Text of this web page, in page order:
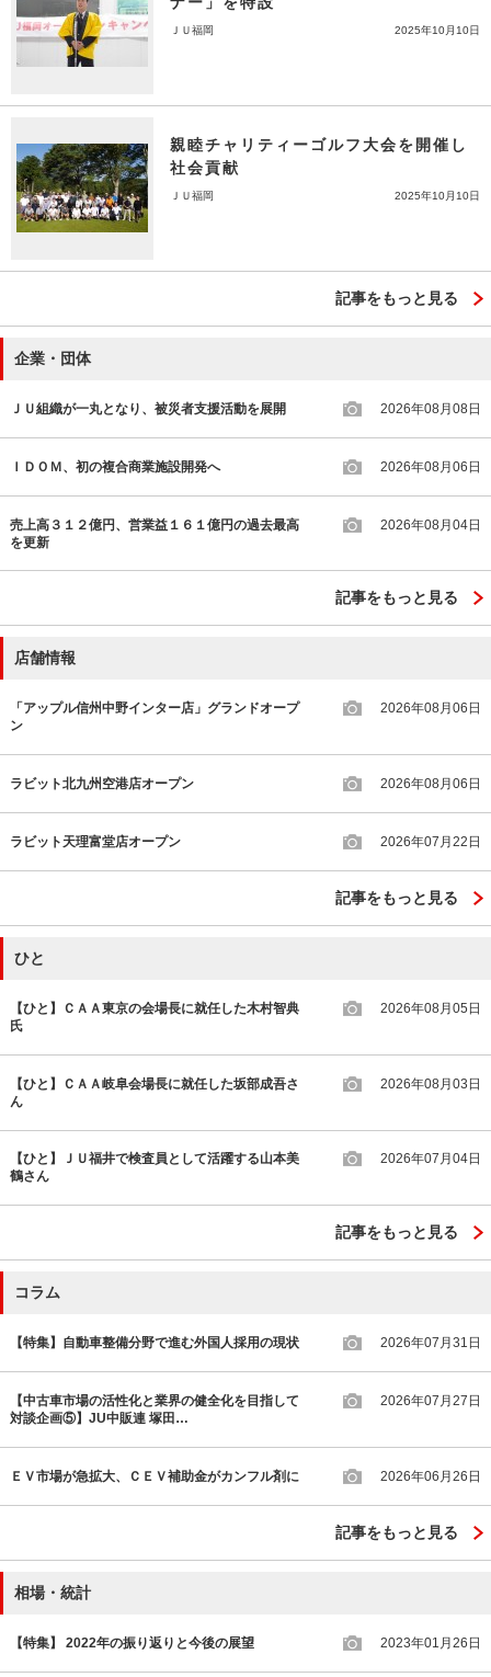
ＪＵ福岡 2025年10月10日
親睦チャリティーゴルフ大会を開催し
社会貢献
ＪＵ福岡 2025年10月10日
記事をもっと見る
企業・団体
ＪＵ組織が一丸となり、被災者支援活動を展開 2026年08月08日
ＩＤＯＭ、初の複合商業施設開発へ 2026年08月06日
売上高３１２億円、営業益１６１億円の過去最高
を更新
2026年08月04日
記事をもっと見る
店舗情報
「アップル信州中野インター店」グランドオープ
ン
2026年08月06日
ラビット北九州空港店オープン 2026年08月06日
ラビット天理富堂店オープン 2026年07月22日
記事をもっと見る
ひと
【ひと】ＣＡＡ東京の会場長に就任した木村智典
氏
2026年08月05日
【ひと】ＣＡＡ岐阜会場長に就任した坂部成吾さ
ん
2026年08月03日
【ひと】ＪＵ福井で検査員として活躍する山本美
鶴さん
2026年07月04日
記事をもっと見る
コラム
【特集】自動車整備分野で進む外国人採用の現状 2026年07月31日
【中古車市場の活性化と業界の健全化を目指して
対談企画⑤】JU中販連 塚田…
2026年07月27日
ＥＶ市場が急拡大、ＣＥＶ補助金がカンフル剤に 2026年06月26日
記事をもっと見る
相場・統計
【特集】 2022年の振り返りと今後の展望 2023年01月26日